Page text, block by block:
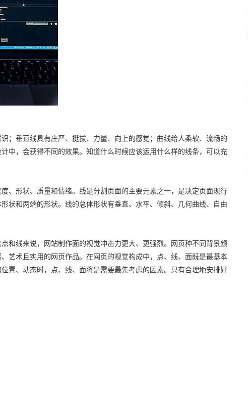
；垂直线具有庄严、挺拔、力量、向上的感觉；曲线给人柔软、流畅的
中，会获得不同的效果。知道什么时候应该运用什么样的线条，可以充
、形状、质量和情绪。线是分割页面的主要元素之一，是决定页面现行
状和两端的形状。线的总体形状有垂直、水平、倾斜、几何曲线、自由
和线来说，网站制作面的视觉冲击力更大、更强烈。网页种不同背景颜
艺术且实用的网页作品。在网页的视觉构成中，点、线、面既是最基本
置、动态时，点、线、面将是需要最先考虑的因素。只有合理地安排好